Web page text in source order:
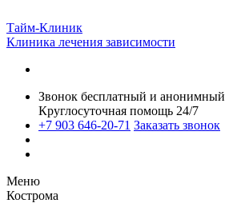
Тайм-Клиник
Клиника лечения зависимости
Звонок бесплатный и анонимный
Круглосуточная помощь 24/7
+7 903 646-20-71 Заказать звонок
Меню
Кострома